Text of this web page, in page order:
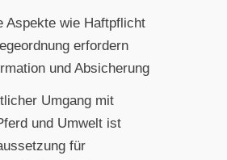
Aspekte wie Haftpflicht
erfordern
und Absicherung
Umgang mit
und Umwelt ist
für